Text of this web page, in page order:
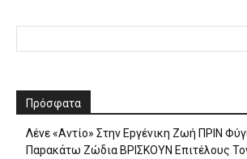
Πρόσφατα
Λέvε «Αvτίο» Στην Εpγέvικη Ζωή ΠΡΙΝ
Παpακάτω Ζώδια ΒΡΙΣΚOYN Επιτέλους